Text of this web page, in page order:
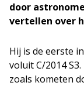
door
vertellen over
Hij is de eerste
voluit C/2014
zoals kometen